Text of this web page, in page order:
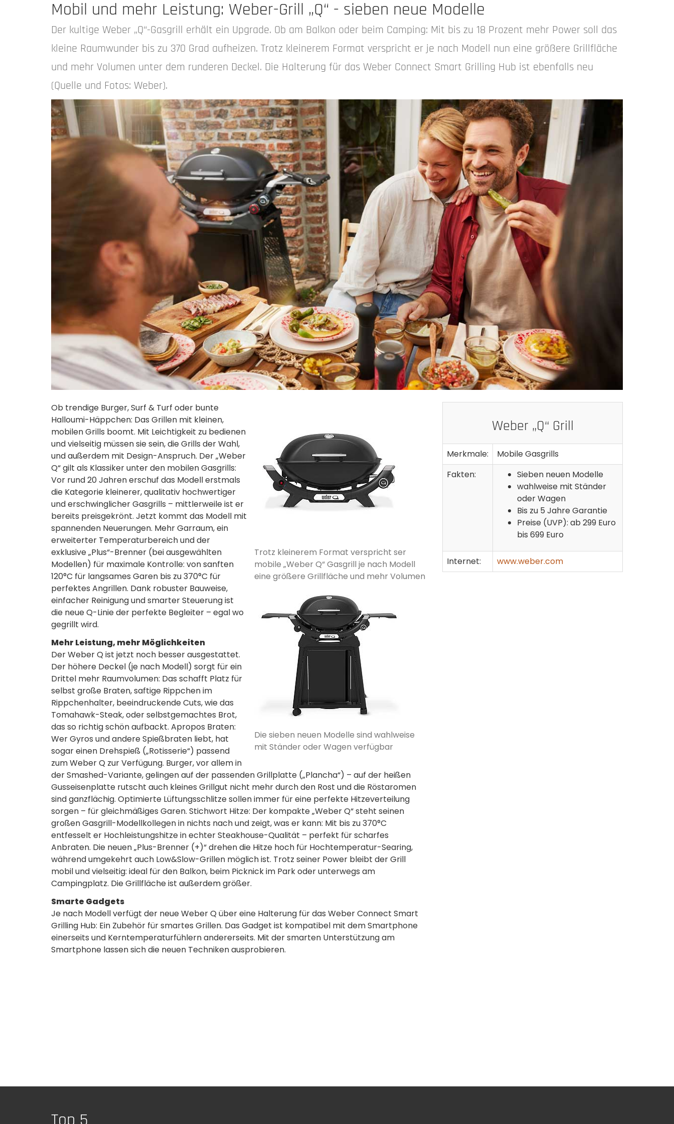
Mobil und mehr Leistung: Weber-Grill „Q“ - sieben neue Modelle
Der kultige Weber „Q“-Gasgrill erhält ein Upgrade. Ob am Balkon oder beim Camping: Mit bis zu 18 Prozent mehr Power soll das
kleine Raumwunder bis zu 370 Grad aufheizen. Trotz kleinerem Format verspricht er je nach Modell nun eine größere Grillfläche
und mehr Volumen unter dem runderen Deckel. Die Halterung für das Weber Connect Smart Grilling Hub ist ebenfalls neu
(Quelle und Fotos: Weber).
Trotz kleinerem Format verspricht ser
mobile „Weber Q“ Gasgrill je nach Modell
eine größere Grillfläche und mehr Volumen
Die sieben neuen Modelle sind wahlweise
mit Ständer oder Wagen verfügbar
Ob trendige Burger, Surf & Turf oder bunte
Halloumi-Häppchen: Das Grillen mit kleinen,
mobilen Grills boomt. Mit Leichtigkeit zu bedienen
und vielseitig müssen sie sein, die Grills der Wahl,
und außerdem mit Design-Anspruch. Der „Weber
Q“ gilt als Klassiker unter den mobilen Gasgrills:
Vor rund 20 Jahren erschuf das Modell erstmals
die Kategorie kleinerer, qualitativ hochwertiger
und erschwinglicher Gasgrills – mittlerweile ist er
bereits preisgekrönt. Jetzt kommt das Modell mit
spannenden Neuerungen. Mehr Garraum, ein
erweiterter Temperaturbereich und der
exklusive „Plus“-Brenner (bei ausgewählten
Modellen) für maximale Kontrolle: von sanften
120°C für langsames Garen bis zu 370°C für
perfektes Angrillen. Dank robuster Bauweise,
einfacher Reinigung und smarter Steuerung ist
die neue Q-Linie der perfekte Begleiter – egal wo
gegrillt wird.
Mehr Leistung, mehr Möglichkeiten
Der Weber Q ist jetzt noch besser ausgestattet.
Der höhere Deckel (je nach Modell) sorgt für ein
Drittel mehr Raumvolumen: Das schafft Platz für
selbst große Braten, saftige Rippchen im
Rippchenhalter, beeindruckende Cuts, wie das
Tomahawk-Steak, oder selbstgemachtes Brot,
das so richtig schön aufbackt. Apropos Braten:
Wer Gyros und andere Spießbraten liebt, hat
sogar einen Drehspieß („Rotisserie“) passend
zum Weber Q zur Verfügung. Burger, vor allem in
der Smashed-Variante, gelingen auf der passenden Grillplatte („Plancha“) – auf der heißen
Gusseisenplatte rutscht auch kleines Grillgut nicht mehr durch den Rost und die Röstaromen
sind ganzflächig. Optimierte Lüftungsschlitze sollen immer für eine perfekte Hitzeverteilung
sorgen – für gleichmäßiges Garen. Stichwort Hitze: Der kompakte „Weber Q“ steht seinen
großen Gasgrill-Modellkollegen in nichts nach und zeigt, was er kann: Mit bis zu 370°C
entfesselt er Hochleistungshitze in echter Steakhouse-Qualität – perfekt für scharfes
Anbraten. Die neuen „Plus-Brenner (+)“ drehen die Hitze hoch für Hochtemperatur-Searing,
während umgekehrt auch Low&Slow-Grillen möglich ist. Trotz seiner Power bleibt der Grill
mobil und vielseitig: ideal für den Balkon, beim Picknick im Park oder unterwegs am
Campingplatz. Die Grillfläche ist außerdem größer.
Smarte Gadgets
Je nach Modell verfügt der neue Weber Q über eine Halterung für das Weber Connect Smart
Grilling Hub: Ein Zubehör für smartes Grillen. Das Gadget ist kompatibel mit dem Smartphone
einerseits und Kerntemperaturfühlern andererseits. Mit der smarten Unterstützung am
Smartphone lassen sich die neuen Techniken ausprobieren.
Weber „Q“ Grill
Merkmale:
Mobile Gasgrills
Fakten:
Sieben neuen Modelle
wahlweise mit Ständer
oder Wagen
Bis zu 5 Jahre Garantie
Preise (UVP): ab 299 Euro
bis 699 Euro
Internet: www.weber.com